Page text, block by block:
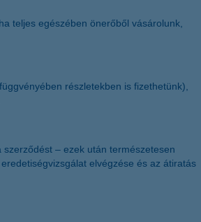
teljes egészében önerőből vásárolunk,
részletekben is fizethetünk),
– ezek után természetesen
elvégzése és az átiratás